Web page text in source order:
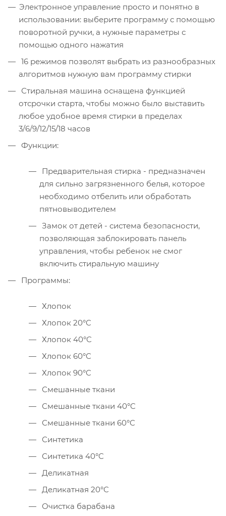
Электронное управление просто и понятно в
использовании: выберите программу с помощью
поворотной ручки, а нужные параметры с
помощью одного нажатия
16 режимов позволят выбрать из разнообразных
алгоритмов нужную вам программу стирки
Стиральная машина оснащена функцией
отсрочки старта, чтобы можно было выставить
любое удобное время стирки в пределах
3/6/9/12/15/18 часов
Функции:
Предварительная стирка - предназначен
для сильно загрязненного белья, которое
необходимо отбелить или обработать
пятновыводителем
Замок от детей - система безопасности,
позволяющая заблокировать панель
управления, чтобы ребенок не смог
включить стиральную машину
Программы:
Хлопок
Хлопок 20°C
Хлопок 40°C
Хлопок 60°C
Хлопок 90°C
Смешанные ткани
Смешанные ткани 40°C
Смешанные ткани 60°C
Синтетика
Синтетика 40°C
Деликатная
Деликатная 20°C
Очистка барабана